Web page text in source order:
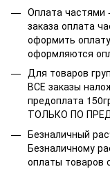
Оплата частями
заказа оплата
оформить
оформляются
Для товаров
ВСЕ заказы
предоплата
ТОЛЬКО ПО
Безналичный
Безналичному
оплаты